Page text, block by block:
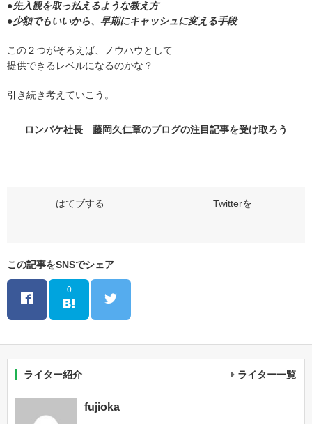
●先入観を取っ払えるような教え方
●少額でもいいから、早期にキャッシュに変える手段
この２つがそろえば、ノウハウとして
提供できるレベルになるのかな？
引き続き考えていこう。
ロンバケ社長 藤岡久仁章のブログの注目記事を受け取ろう
この記事をSNSでシェア
0
ライター紹介 ライター一覧
fujioka